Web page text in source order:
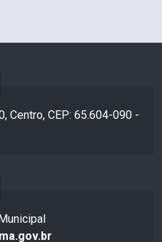
Centro, CEP: 65.604-090 -